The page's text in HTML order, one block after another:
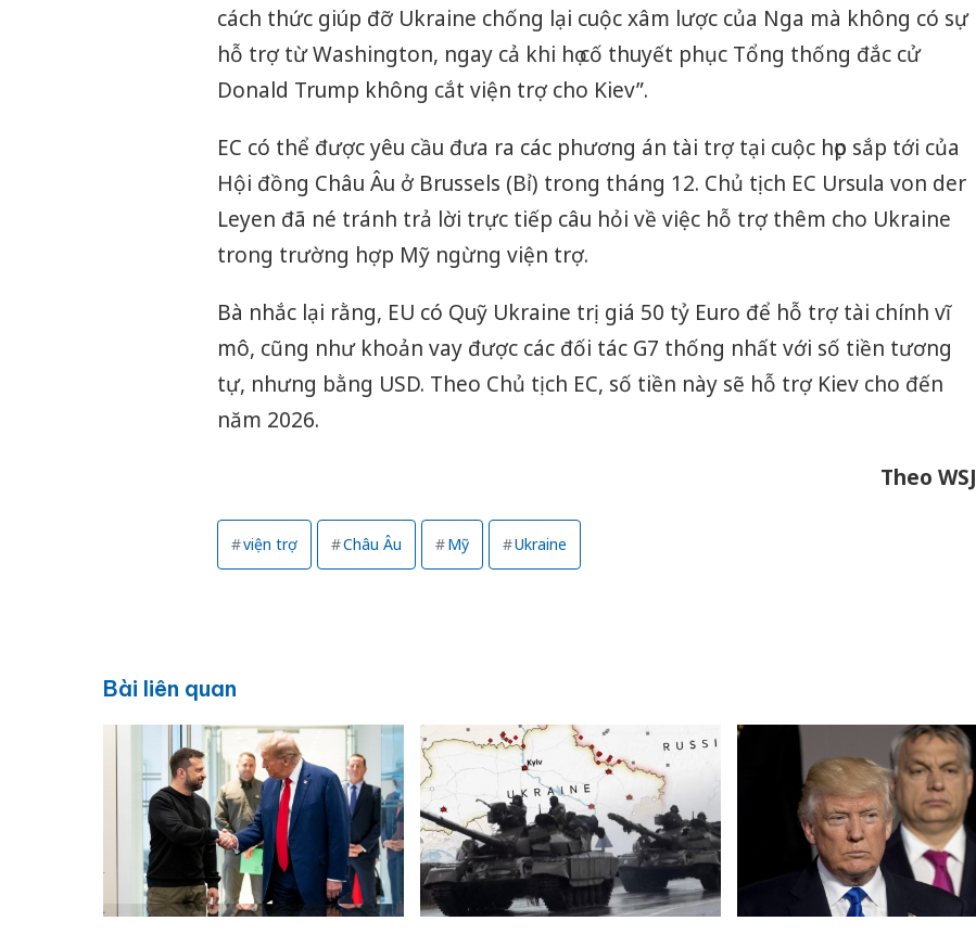
cách thức giúp đỡ Ukraine chống lại cuộc xâm lược của Nga mà không có sự
hỗ trợ từ Washington, ngay cả khi họ cố thuyết phục Tổng thống đắc cử
Donald Trump không cắt viện trợ cho Kiev”.
EC có thể được yêu cầu đưa ra các phương án tài trợ tại cuộc họp sắp tới của
Hội đồng Châu Âu ở Brussels (Bỉ) trong tháng 12. Chủ tịch EC Ursula von der
Leyen đã né tránh trả lời trực tiếp câu hỏi về việc hỗ trợ thêm cho Ukraine
trong trường hợp Mỹ ngừng viện trợ.
Bà nhắc lại rằng, EU có Quỹ Ukraine trị giá 50 tỷ Euro để hỗ trợ tài chính vĩ
mô, cũng như khoản vay được các đối tác G7 thống nhất với số tiền tương
tự, nhưng bằng USD. Theo Chủ tịch EC, số tiền này sẽ hỗ trợ Kiev cho đến
năm 2026.
Theo WSJ
viện trợ Châu Âu Mỹ Ukraine
Bài liên quan